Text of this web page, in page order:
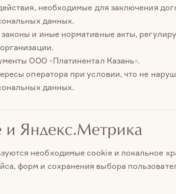
необходимые для заключения
данных.
и иные нормативные акты,
ООО «Платинентал Казань».
оператора при условии, что не
данных.
и Яндекс.Метрика
необходимые cookie и локальное
форм и сохранения выбора